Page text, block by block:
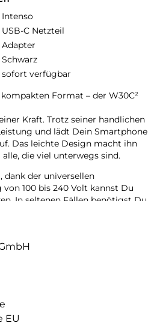
Intenso
USB-C Netzteil
Adapter
Schwarz
sofort verfügbar
Format – der W30C²
Kraft. Trotz seiner handlichen
und lädt Dein Smartphone
Das leichte Design macht ihn
die viel unterwegs sind.
dank der universellen
100 bis 240 Volt kannst Du
In seltenen Fällen benötigst Du
Erlebe die Zukunft des
Technologie (GaN) ist
leicht, sondern auch extrem
blitzschnell geladen, während
Fußabdruck
möglich, dass die Adapter kleiner
und Ströme bewältigen
EU